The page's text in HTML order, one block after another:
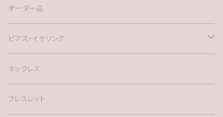
オーダー品
ピアス・イヤリング
silver925
アメリカン
ネックレス
ブレスレット